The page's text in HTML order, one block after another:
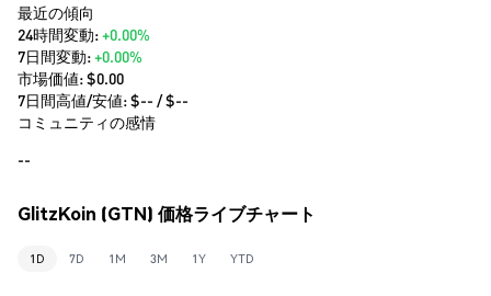
最近の傾向
24時間変動:+0.00%
7日間変動:+0.00%
市場価値:$0.00
7日間高値/安値: $-- / $--
コミュニティの感情
--
GlitzKoin (GTN) 価格ライブチャート
1D 7D 1M 3M 1Y YTD